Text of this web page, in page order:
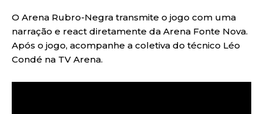
O Arena Rubro-Negra transmite o jogo com uma
narração e react diretamente da Arena Fonte Nova.
Após o jogo, acompanhe a coletiva do técnico Léo
Condé na TV Arena.